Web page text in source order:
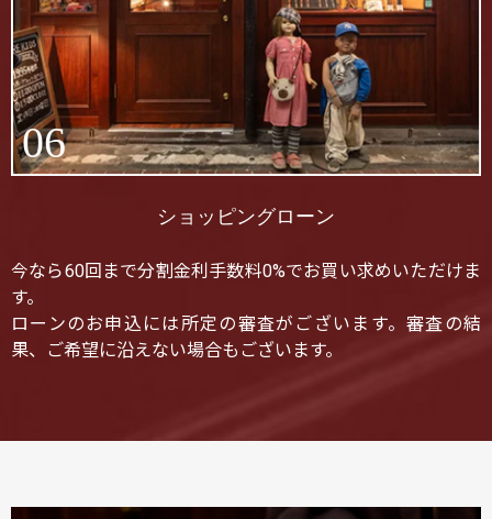
06
ショッピングローン
今なら60回まで分割金利手数料0%でお買い求めいただけま
す。
ローンのお申込には所定の審査がございます。審査の結
果、ご希望に沿えない場合もございます。